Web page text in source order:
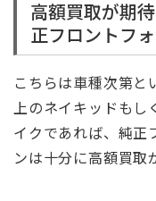
高額買取が期
正フロントフ
こちらは車種次第と
上のネイキッドもし
イクであれば、純正
ンは十分に高額買取